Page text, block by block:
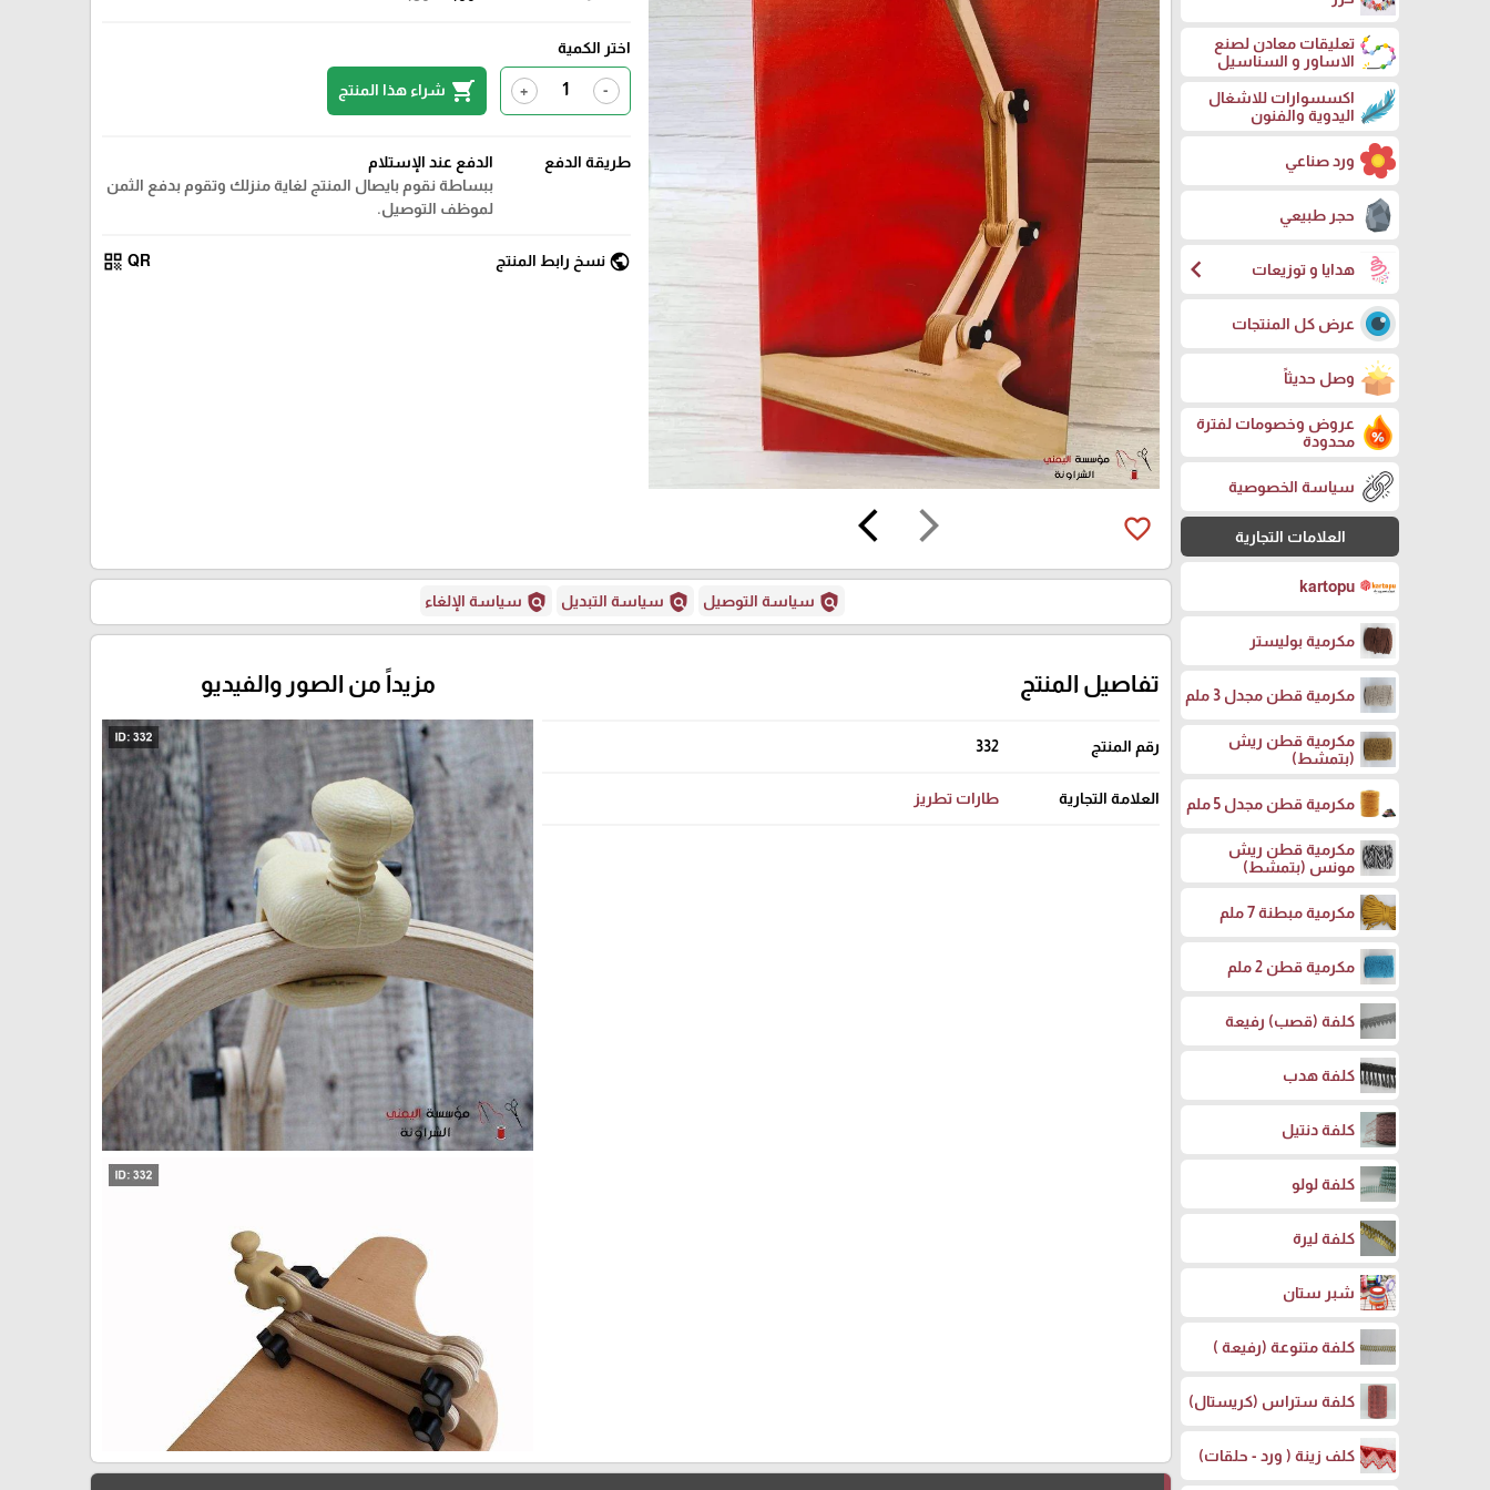
تعليقات معادن لصنع
الاساور و السناسيل
اكسسوارات للاشغال
اليدوية والفنون
ورد صناعي
حجر طبيعي
هدايا و توزيعات chevron_left
عرض كل المنتجات
وصل حديثاً
عروض وخصومات لفترة
محدودة
سياسة الخصوصية
العلامات التجارية
kartopu
مكرمية بوليستر
مكرمية قطن مجدل 3 ملم
مكرمية قطن ريش
(بتمشط)
مكرمية قطن مجدل 5 ملم
مكرمية قطن ريش
مونس (بتمشط)
مكرمية مبطنة 7 ملم
مكرمية قطن 2 ملم
كلفة (قصب) رفيعة
كلفة هدب
كلفة دنتيل
كلفة لولو
كلفة ليرة
شبر ستان
كلفة متنوعة (رفيعة )
كلفة ستراس (كريستال)
كلف زينة ( ورد - حلقات)
arrow_forward_ios
arrow_back_ios favorite_border
اختر الكمية
-
+
shopping_cart شراء هذا المنتج
طريقة الدفع
الدفع عند الإستلام
ببساطة نقوم بايصال المنتج لغاية منزلك وتقوم بدفع الثمن
لموظف التوصيل.
public نسخ رابط المنتج QR
qr_code
policy سياسة التوصيل policy سياسة التبديل policy سياسة الإلغاء
تفاصيل المنتج
رقم المنتج 332
العلامة التجارية طارات تطريز
مزيداً من الصور والفيديو